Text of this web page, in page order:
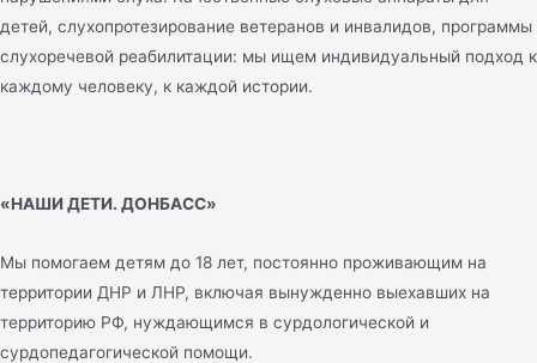
детей, слухопротезирование ветеранов и инвалидов, программы
слухоречевой реабилитации: мы ищем индивидуальный подход к
каждому человеку, к каждой истории.
«НАШИ ДЕТИ. ДОНБАСС»
Мы помогаем детям до 18 лет, постоянно проживающим на
территории ДНР и ЛНР, включая вынужденно выехавших на
территорию РФ, нуждающимся в сурдологической и
сурдопедагогической помощи.